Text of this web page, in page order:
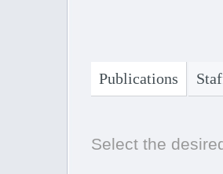
Publications
Select the